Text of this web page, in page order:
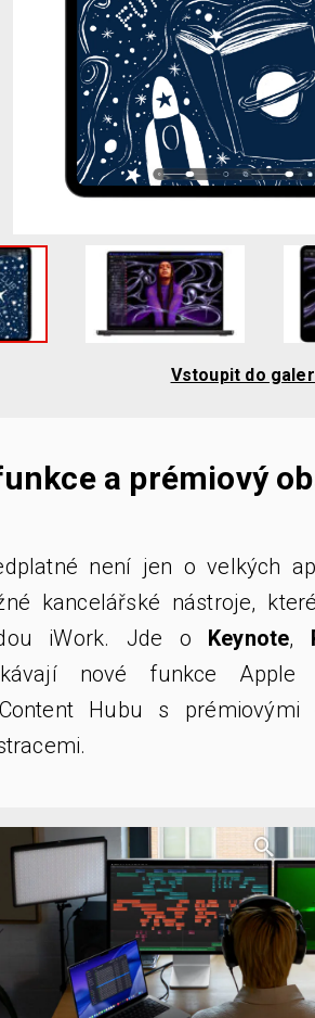
Vstoupit do
a prémiový
není jen o velkých
kancelářské nástroje,
iWork. Jde o Keynote,
nové funkce Apple
Hubu s prémiovými